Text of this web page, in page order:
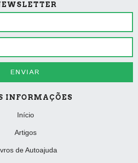
INFORMAÇÕES
Início
Artigos
de Autoajuda